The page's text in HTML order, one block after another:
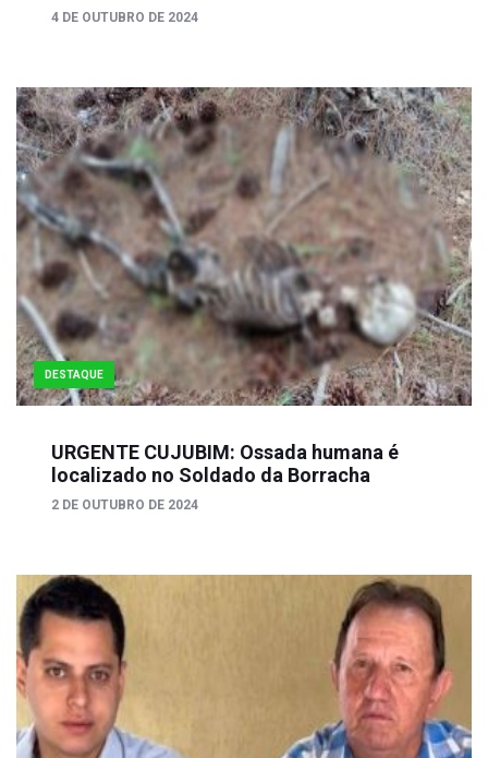
4 DE OUTUBRO DE 2024
DESTAQUE
URGENTE CUJUBIM: Ossada humana é
localizado no Soldado da Borracha
2 DE OUTUBRO DE 2024